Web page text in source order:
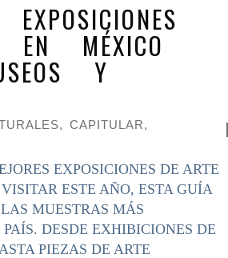
MÉXICO
Y
, CAPITULAR,
EXPOSICIONES DE ARTE
ESTE AÑO, ESTA GUÍA
MUESTRAS MÁS
DESDE EXHIBICIONES DE
PIEZAS DE ARTE